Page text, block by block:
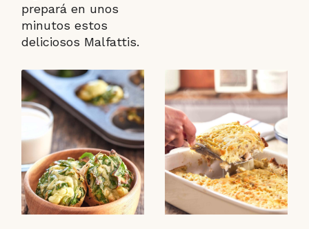
prepará en unos
minutos estos
deliciosos Malfattis.